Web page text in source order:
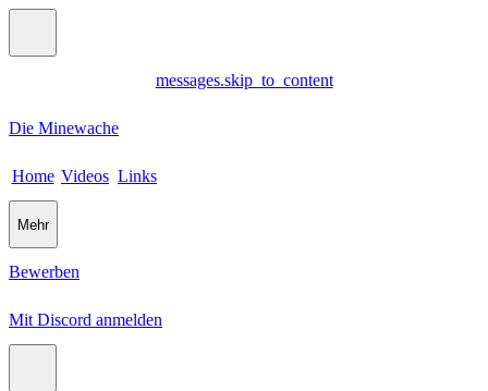
messages.skip_to_content
Die Minewache
Home Videos Links
Mehr
Bewerben
Mit Discord anmelden